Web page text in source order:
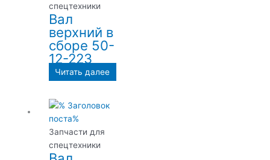
спецтехники
Вал
верхний в
сборе 50-
12-223
Читать далее
Запчасти для
спецтехники